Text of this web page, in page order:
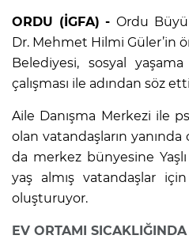
ORDU (İGFA) - Ordu
Dr. Mehmet Hilmi Güler’in
Belediyesi, sosyal
çalışması ile adından söz
Aile Danışma Merkezi ile
olan vatandaşların
da merkez bünyesine
yaş almış vatandaşlar
oluşturuyor.
EV ORTAMI